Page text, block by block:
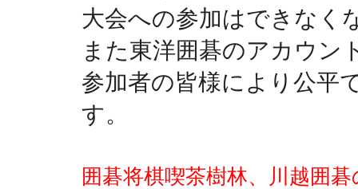
大会への参加はできなく
また東洋囲碁のアカウン
参加者の皆様により公平
す。
囲碁将棋喫茶樹林、川越囲